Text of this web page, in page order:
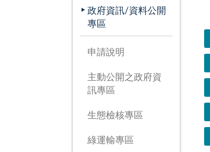
政府資訊/資料公開
專區
申請說明
主動公開之政府資
訊專區
生態檢核專區
綠運輸專區